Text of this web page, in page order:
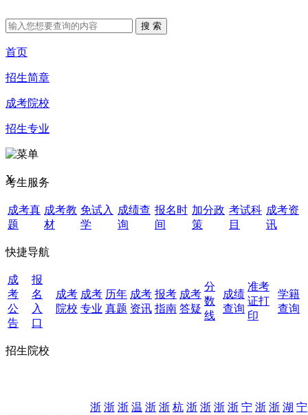
首页
招生简章
成考院校
招生专业
X
考生服务
成考真
题
成考教
材
免试入
学
成绩查
询
报名时
间
加分政
策
考试科
目
成考资
讯
快捷导航
成
考
公
告
报
名
入
口
成考
院校
成考
专业
历年
真题
成考
资讯
报考
指南
成考
答疑
分
数
线
成绩
查询
准考
证打
印
学籍
查询
招生院校
浙 浙 浙 温 浙 浙 杭 浙 浙 浙 浙 宁 浙 浙 湖 宁